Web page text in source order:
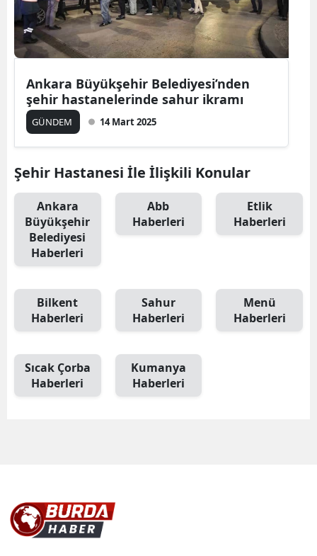
Ankara Büyükşehir Belediyesi’nden
şehir hastanelerinde sahur ikramı
GÜNDEM 14 Mart 2025
Şehir Hastanesi İle İlişkili Konular
Ankara
Büyükşehir
Belediyesi
Haberleri
Abb
Haberleri
Etlik
Haberleri
Bilkent
Haberleri
Sahur
Haberleri
Menü
Haberleri
Sıcak Çorba
Haberleri
Kumanya
Haberleri